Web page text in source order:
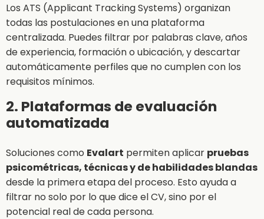
Los ATS (Applicant Tracking Systems) organizan
todas las postulaciones en una plataforma
centralizada. Puedes filtrar por palabras clave, años
de experiencia, formación o ubicación, y descartar
automáticamente perfiles que no cumplen con los
requisitos mínimos.
2. Plataformas de evaluación
automatizada
Soluciones como Evalart permiten aplicar pruebas
psicométricas, técnicas y de habilidades blandas
desde la primera etapa del proceso. Esto ayuda a
filtrar no solo por lo que dice el CV, sino por el
potencial real de cada persona.